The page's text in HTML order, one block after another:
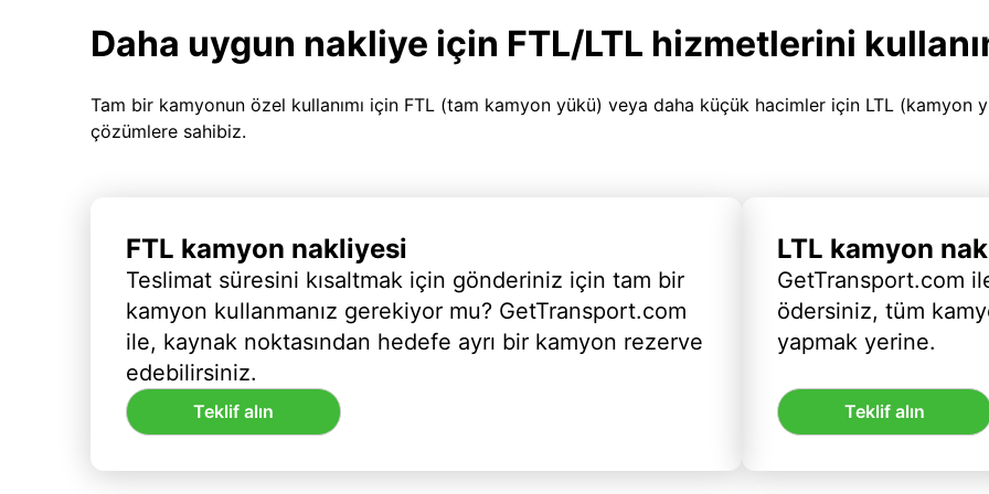
Daha uygun nakliye için FTL/LTL hizmetlerini
Tam bir kamyonun özel kullanımı için FTL (tam kamyon yükü) veya daha küçük hacimler için LTL
çözümlere sahibiz.
FTL kamyon nakliyesi
Teslimat süresini kısaltmak için gönderiniz için tam bir
kamyon kullanmanız gerekiyor mu? GetTransport.com
ile, kaynak noktasından hedefe ayrı bir kamyon rezerve
edebilirsiniz.
Teklif alın
LTL kamyon
GetTransport.com
ödersiniz, tüm
yapmak yerine.
Teklif alın